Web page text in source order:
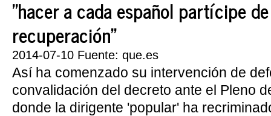
"hacer a cada español partícipe
recuperación"
2014-07-10 Fuente: que.es
Así ha comenzado su intervención de
convalidación del decreto ante el Pleno
donde la dirigente 'popular' ha